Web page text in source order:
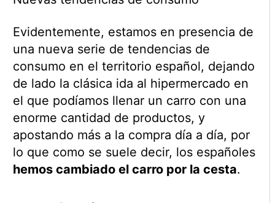
Evidentemente, estamos en presencia de
una nueva serie de tendencias de
consumo en el territorio español, dejando
de lado la clásica ida al hipermercado en
el que podíamos llenar un carro con una
enorme cantidad de productos, y
apostando más a la compra día a día, por
lo que como se suele decir, los españoles
hemos cambiado el carro por la cesta.